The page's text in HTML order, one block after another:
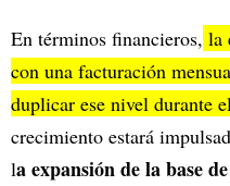
En términos financieros, la
con una facturación
duplicar ese nivel durante
crecimiento estará
la expansión de la base